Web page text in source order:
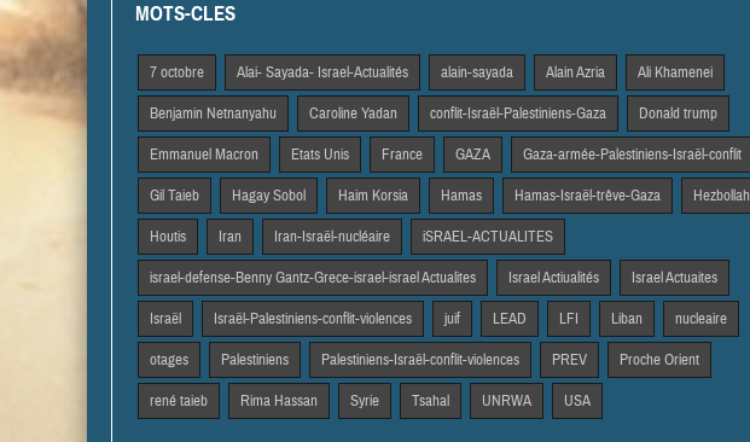
MOTS-CLES
7 octobre Alai- Sayada- Israel-Actualités alain-sayada Alain Azria Ali Khamenei
Benjamin Netnanyahu Caroline Yadan conflit-Israël-Palestiniens-Gaza Donald trump
Emmanuel Macron Etats Unis France GAZA Gaza-armée-Palestiniens-Israël-conflit
Gil Taieb Hagay Sobol Haim Korsia Hamas Hamas-Israël-trêve-Gaza Hezbollah
Houtis Iran Iran-Israël-nucléaire iSRAEL-ACTUALITES
israel-defense-Benny Gantz-Grece-israel-israel Actualites Israel Actiualités Israel Actuaites
Israël Israël-Palestiniens-conflit-violences juif LEAD LFI Liban nucleaire
otages Palestiniens Palestiniens-Israël-conflit-violences PREV Proche Orient
rené taieb Rima Hassan Syrie Tsahal UNRWA USA